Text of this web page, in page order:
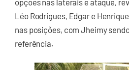
Léo Rodrigues, Edgar e
nas posições, com Jheimy
referência.